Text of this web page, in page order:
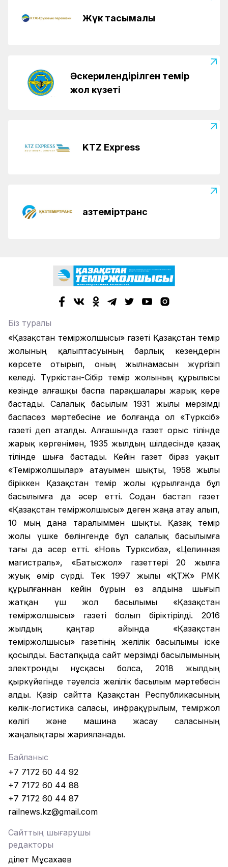
Жүк тасымалы
Әскерилендірілген темір
жол күзеті
KTZ Express
Қазтеміртранс
Біз туралы
«Қазақстан теміржолшысы» газеті Қазақстан темір
жолының қалыптасуының барлық кезеңдерін
көрсете отырып, оның жылнамасын жүргізіп
келеді. Түркістан-Сібір темір жолының құрылысы
кезінде алғашқы баспа парақшалары жарық көре
бастады. Салалық басылым 1931 жылы мерзімді
баспасөз мәртебесіне ие болғанда ол «Түрксіб»
газеті деп аталды. Алғашында газет орыс тілінде
жарық көргенімен, 1935 жылдың шілдесінде қазақ
тілінде шыға бастады. Кейін газет біраз уақыт
«Теміржолшылар» атауымен шықты, 1958 жылы
біріккен Қазақстан темір жолы құрылғанда бұл
басылымға да әсер етті. Содан бастап газет
«Қазақстан теміржолшысы» деген жаңа атау алып,
10 мың дана таралыммен шықты. Қазақ темір
жолы үшке бөлінгенде бұл салалық басылымға
тағы да әсер етті. «Новь Турксиба», «Целинная
магистраль», «Батысжол» газеттері 20 жылға
жуық өмір сүрді. Тек 1997 жылы «ҚТЖ» РМК
құрылғаннан кейін бұрын өз алдына шығып
жатқан үш жол басылымы «Қазақстан
теміржолшысы» газеті болып біріктірілді. 2016
жылдың қаңтар айында «Қазақстан
теміржолшысы» газетінің желілік басылымы іске
қосылды. Бастапқыда сайт мерзімді басылымының
электронды нұсқасы болса, 2018 жылдың
қыркүйегінде тәуелсіз желілік басылым мәртебесін
алды. Қазір сайтта Қазақстан Республикасының
көлік-логистика саласы, инфрақұрылым, теміржол
көлігі және машина жасау саласының
жаңалықтары жарияланады.
Байланыс
+7 7172 60 44 92
+7 7172 60 44 88
+7 7172 60 44 87
railnews.kz@gmail.com
Сайттың шығарушы
редакторы
Әділет Мұсахаев